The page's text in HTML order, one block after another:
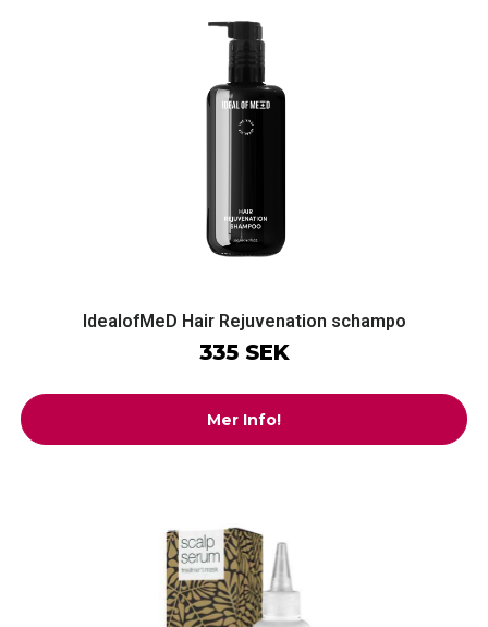
IdealofMeD Hair Rejuvenation schampo
335 SEK
Mer Info!